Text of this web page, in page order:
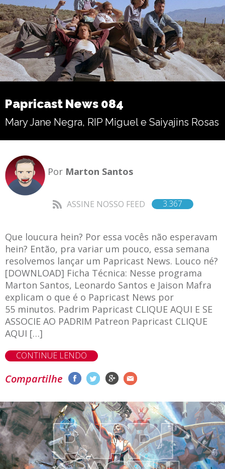
Papricast News 084
Mary Jane Negra, RIP Miguel e Saiyajins Rosas
Por Marton Santos
ASSINE NOSSO FEED 3.367
Que loucura hein? Por essa vocês não esperavam
hein? Então, pra variar um pouco, essa semana
resolvemos lançar um Papricast News. Louco né?
[DOWNLOAD] Ficha Técnica: Nesse programa
Marton Santos, Leonardo Santos e Jaison Mafra
explicam o que é o Papricast News por
55 minutos. Padrim Papricast CLIQUE AQUI E SE
ASSOCIE AO PADRIM Patreon Papricast CLIQUE
AQUI […]
CONTINUE LENDO
Compartilhe